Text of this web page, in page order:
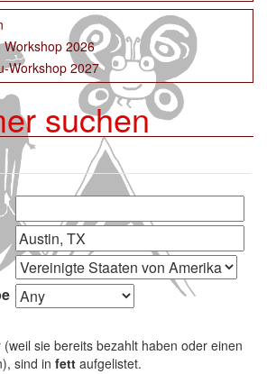
Workshop 2026
Workshop 2027
suchen
sie bereits bezahlt haben oder einen
sind in fett aufgelistet.